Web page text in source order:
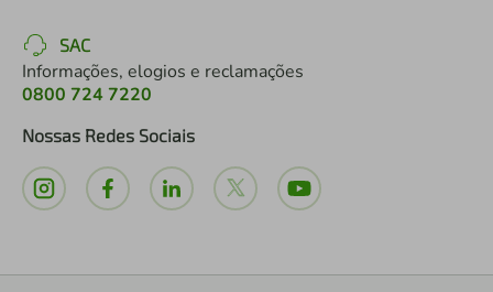
SAC
Informações, elogios e reclamações
0800 724 7220
Nossas Redes Sociais